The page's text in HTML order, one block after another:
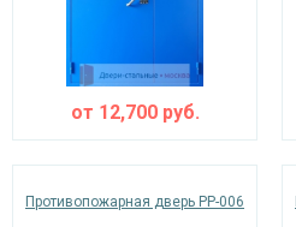
от 12,700руб.
Противопожарная дверь PP-006